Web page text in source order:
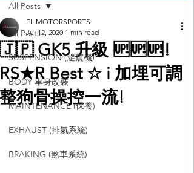
All Posts
SUSPENSION (避震機)
BODY 車身改裝
MAINTENANCE (保養)
EXHAUST (排氣系統)
BRAKING (煞車系統)
All Posts
🇯🇵 GK5 升級 🆙🆙🆙!
RS★R Best ☆ i 加埋可調
整狗骨操控一流!
FL MOTORSPORTS
Jul 12, 2020 1 min read